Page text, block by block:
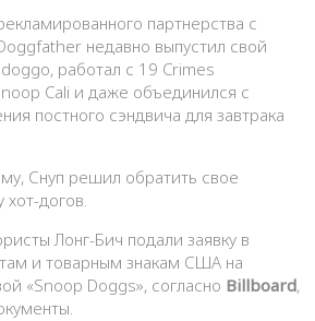
партнерства с
недавно выпустил свой
работал с 19 Crimes
Cali и даже объединился с
постного сэндвича для завтрака
Снуп решил обратить свое
догов.
Лонг-Бич подали заявку в
и товарным знакам США на
«Snoop Doggs», согласно Billboard,